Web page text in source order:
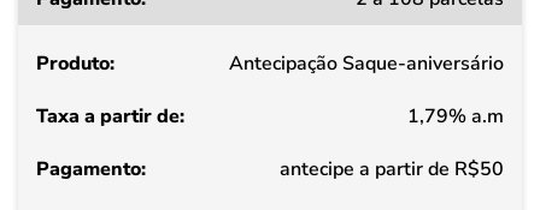
a
de
Pagamento
Antecipação Saque-aniversário
1,79% a.m
antecipe a partir de R$50